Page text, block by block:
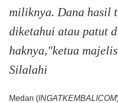
miliknya. Dana hasil
diketahui atau patut
haknya,"ketua
Silalahi
Medan (INGATKEMBALICOM